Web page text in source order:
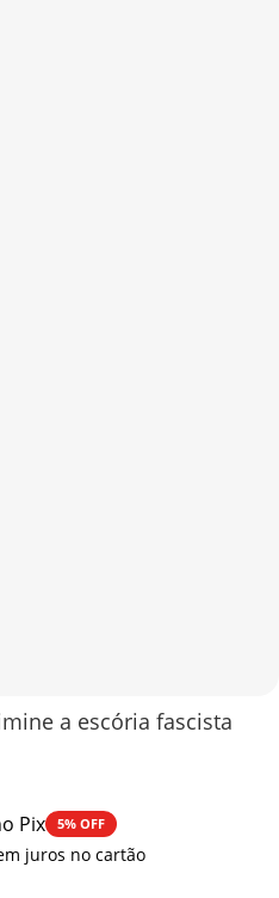
a escória fascista
Pix 5% OFF
juros no cartão